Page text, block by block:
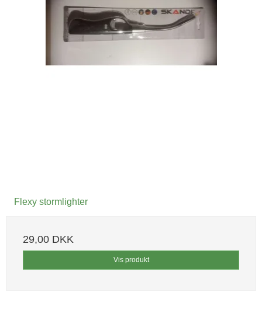
Flexy stormlighter
29,00 DKK
Vis produkt